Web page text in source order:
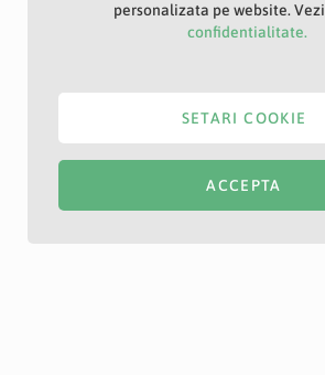
personalizata pe website. Vezi
confidentialitate.
ACCEPTA
SETARI COOKIE